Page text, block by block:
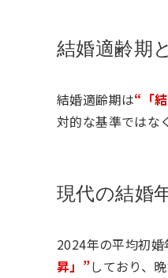
結婚適齢期
結婚適齢期は“「
対的な基準ではな
現代の結婚
2024年の平均初婚
昇」”しており、